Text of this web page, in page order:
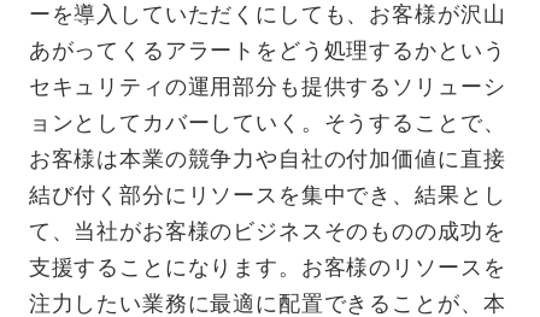
ーを導入していただくにしても、お客様が沢山
あがってくるアラートをどう処理するかという
セキュリティの運用部分も提供するソリューシ
ョンとしてカバーしていく。そうすることで、
お客様は本業の競争力や自社の付加価値に直接
結び付く部分にリソースを集中でき、結果とし
て、当社がお客様のビジネスそのものの成功を
支援することになります。お客様のリソースを
注力したい業務に最適に配置できることが、本